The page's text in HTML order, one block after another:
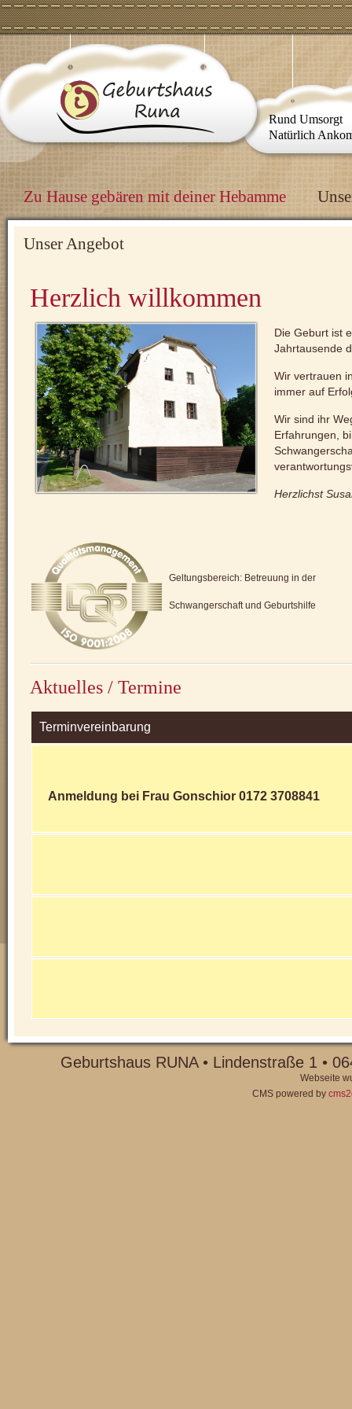
Rund Umsorgt
Natürlich
Zu Hause gebären mit deiner Hebamme
Unser Angebot
Herzlich willkommen
Die Geburt ist
Jahrtausende
Wir vertrauen
immer auf
Wir sind ihr
Erfahrungen,
Herzlichst
Geltungsbereich: Betreuung in der
Schwangerschaft und Geburtshilfe
Aktuelles / Termine
Terminvereinbarung
Anmeldung bei Frau Gonschior 0172 3708841
Geburtshaus RUNA • Lindenstraße 1 •
Webseite
CMS powered by